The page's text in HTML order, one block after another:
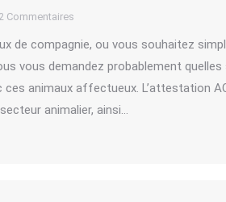
2 Commentaires
de compagnie, ou vous souhaitez
vous demandez probablement
animaux affectueux. L’attestation
animalier, ainsi…